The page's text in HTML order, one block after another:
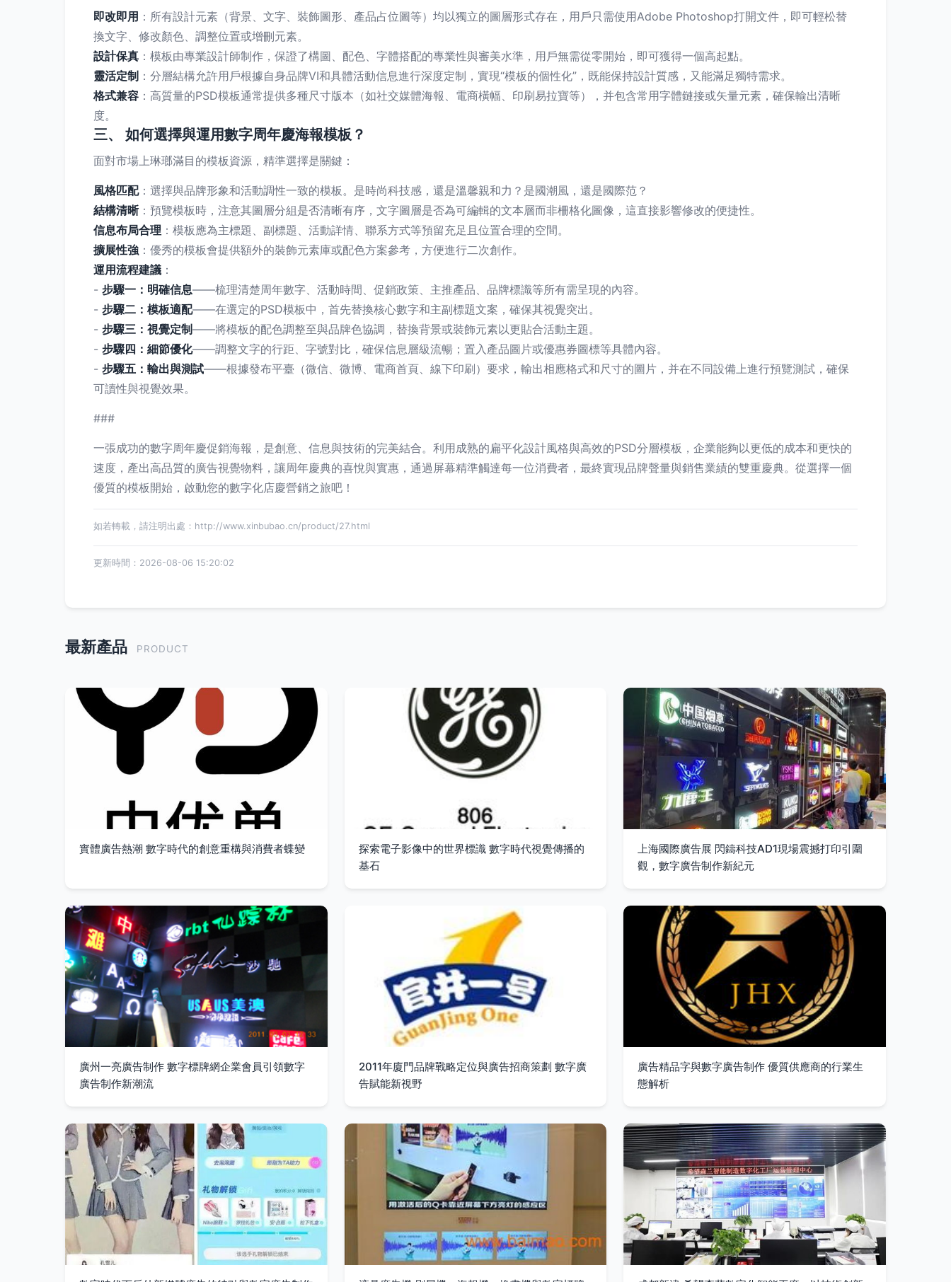
即改即用 ：所有設計元素（背景、文字、裝飾圖形、產品占位圖等）均以獨立的圖層形式存在，用戶只需使用Adobe Photoshop打開文件，即可輕松替
換文字、修改顏色、調整位置或增刪元素。
設計保真 ：模板由專業設計師制作，保證了構圖、配色、字體搭配的專業性與審美水準，用戶無需從零開始，即可獲得一個高起點。
靈活定制 ：分層結構允許用戶根據自身品牌VI和具體活動信息進行深度定制，實現“模板的個性化”，既能保持設計質感，又能滿足獨特需求。
格式兼容 ：高質量的PSD模板通常提供多種尺寸版本（如社交媒體海報、電商橫幅、印刷易拉寶等），并包含常用字體鏈接或矢量元素，確保輸出清晰
度。
三、 如何選擇與運用數字周年慶海報模板？
面對市場上琳瑯滿目的模板資源，精準選擇是關鍵：
風格匹配：選擇與品牌形象和活動調性一致的模板。是時尚科技感，還是溫馨親和力？是國潮風，還是國際范？
結構清晰：預覽模板時，注意其圖層分組是否清晰有序，文字圖層是否為可編輯的文本層而非柵格化圖像，這直接影響修改的便捷性。
信息布局合理 ：模板應為主標題、副標題、活動詳情、聯系方式等預留充足且位置合理的空間。
擴展性強 ：優秀的模板會提供額外的裝飾元素庫或配色方案參考，方便進行二次創作。
運用流程建議 ：
- 步驟一：明確信息——梳理清楚周年數字、活動時間、促銷政策、主推產品、品牌標識等所有需呈現的內容。
- 步驟二：模板適配——在選定的PSD模板中，首先替換核心數字和主副標題文案，確保其視覺突出。
- 步驟三：視覺定制——將模板的配色調整至與品牌色協調，替換背景或裝飾元素以更貼合活動主題。
- 步驟四：細節優化——調整文字的行距、字號對比，確保信息層級流暢；置入產品圖片或優惠券圖標等具體內容。
- 步驟五：輸出與測試——根據發布平臺（微信、微博、電商首頁、線下印刷）要求，輸出相應格式和尺寸的圖片，并在不同設備上進行預覽測試，確保
可讀性與視覺效果。
###
一張成功的數字周年慶促銷海報，是創意、信息與技術的完美結合。利用成熟的扁平化設計風格與高效的PSD分層模板，企業能夠以更低的成本和更快的
速度，產出高品質的廣告視覺物料，讓周年慶典的喜悅與實惠，通過屏幕精準觸達每一位消費者，最終實現品牌聲量與銷售業績的雙重慶典。從選擇一個
優質的模板開始，啟動您的數字化店慶營銷之旅吧！
如若轉載，請注明出處：http://www.xinbubao.cn/product/27.html
更新時間：2026-08-06 15:20:02
最新產品 PRODUCT
實體廣告熱潮 數字時代的創意重構與消費者蝶變
探索電子影像中的世界標識 數字時代視覺傳播的
基石
上海國際廣告展 閃鑄科技AD1現場震撼打印引圍
觀，數字廣告制作新紀元
廣州一亮廣告制作 數字標牌網企業會員引領數字
廣告制作新潮流
2011年廈門品牌戰略定位與廣告招商策劃 數字廣
告賦能新視野
廣告精品字與數字廣告制作 優質供應商的行業生
態解析